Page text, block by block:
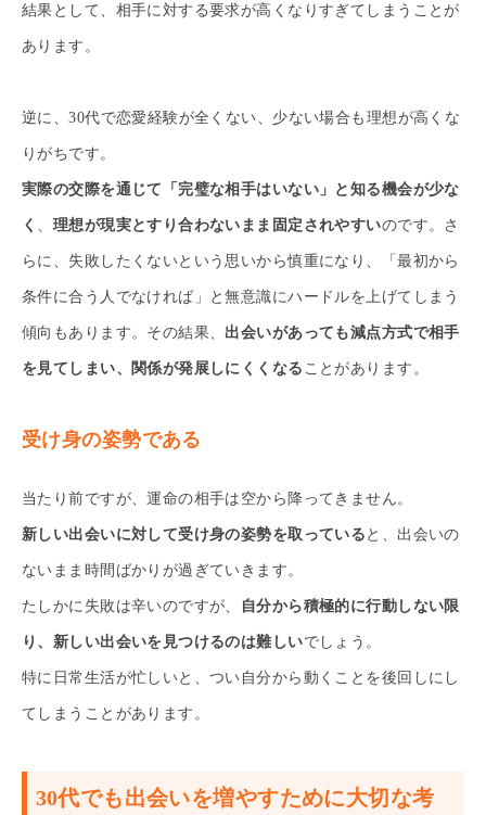
結果として、相手に対する要求が高くなりすぎてしまうことが
あります。
逆に、30代で恋愛経験が全くない、少ない場合も理想が高くな
りがちです。
実際の交際を通じて「完璧な相手はいない」と知る機会が少な
く 理想が現実とすり合わないまま固定されやすいのです。さ
らに、失敗したくないという思いから慎重になり、「最初から
条件に合う人でなければ」と無意識にハードルを上げてしまう
傾向もあります。その結果、 出会いがあっても減点方式で相手
を見てしまい、関係が発展しにくくなる ことがあります。
受け身の姿勢である
当たり前ですが、運命の相手は空から降ってきません。
新しい出会いに対して受け身の姿勢を取っている と、出会いの
ないまま時間ばかりが過ぎていきます。
たしかに失敗は辛いのですが、 自分から積極的に行動しない限
り、新しい出会いを見つけるのは難しいでしょう。
特に日常生活が忙しいと、つい自分から動くことを後回しにし
てしまうことがあります。
30代でも出会いを増やすために大切な考